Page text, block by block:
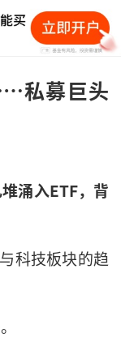
私募巨头
涌入ETF，背
科技板块的趋